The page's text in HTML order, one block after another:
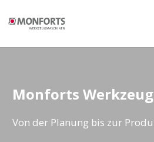
Monforts
Von der Planung bis zur